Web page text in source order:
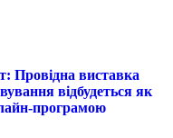
Провідна виставка
відбудеться як
програмою